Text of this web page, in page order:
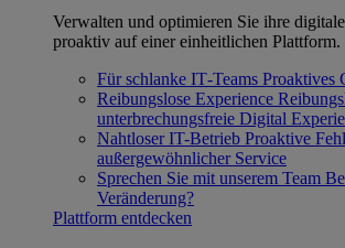
Verwalten und optimieren Sie ihre
proaktiv auf einer einheitlichen Plattform.
Für schlanke IT‐Teams Proaktives
Reibungslose Experience
unterbrechungsfreie Digital
Nahtloser IT-Betrieb Proaktive
außergewöhnlicher Service
Sprechen Sie mit unserem Team
Veränderung?
Plattform entdecken